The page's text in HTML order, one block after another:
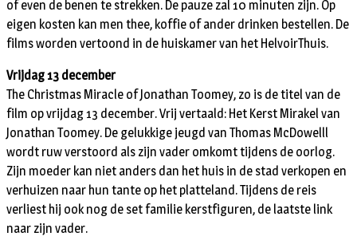
of even de benen te strekken. De pauze zal 10 minuten zijn. Op
eigen kosten kan men thee, koffie of ander drinken bestellen. De
films worden vertoond in de huiskamer van het HelvoirThuis.
Vrijdag 13 december
The Christmas Miracle of Jonathan Toomey, zo is de titel van de
film op vrijdag 13 december. Vrij vertaald: Het Kerst Mirakel van
Jonathan Toomey. De gelukkige jeugd van Thomas McDowelll
wordt ruw verstoord als zijn vader omkomt tijdens de oorlog.
Zijn moeder kan niet anders dan het huis in de stad verkopen en
verhuizen naar hun tante op het platteland. Tijdens de reis
verliest hij ook nog de set familie kerstfiguren, de laatste link
naar zijn vader.